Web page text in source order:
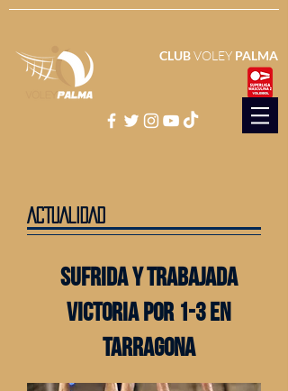
CLUBVOLEY PALMA
ACTUALIDAD
SUFRIDA Y TRABAJADA
VICTORIA POR 1-3 en
tarragona